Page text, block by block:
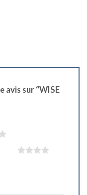
avis sur “WISE